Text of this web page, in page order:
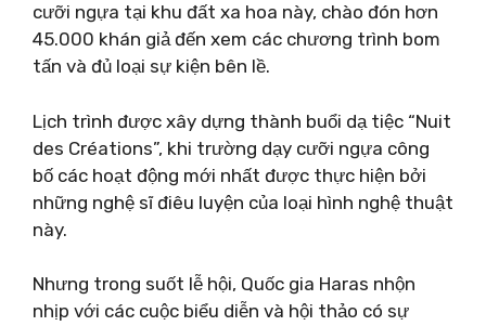
cưỡi ngựa tại khu đất xa hoa này, chào đón hơn
45.000 khán giả đến xem các chương trình bom
tấn và đủ loại sự kiện bên lề.
Lịch trình được xây dựng thành buổi dạ tiệc “Nuit
des Créations”, khi trường dạy cưỡi ngựa công
bố các hoạt động mới nhất được thực hiện bởi
những nghệ sĩ điêu luyện của loại hình nghệ thuật
này.
Nhưng trong suốt lễ hội, Quốc gia Haras nhộn
nhịp với các cuộc biểu diễn và hội thảo có sự